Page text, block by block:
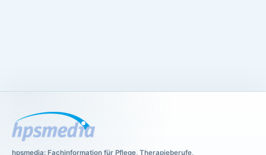
hpsmedia: Fachinformation für Pflege, Therapieberufe,